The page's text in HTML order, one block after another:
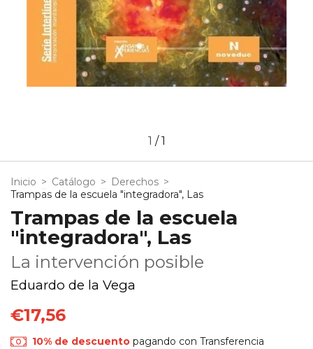
1 /1
Inicio > Catálogo > Derechos >
Trampas de la escuela "integradora", Las
Trampas de la escuela
"integradora", Las
La intervención posible
Eduardo de la Vega
€17,56
10% de descuento pagando con Transferencia